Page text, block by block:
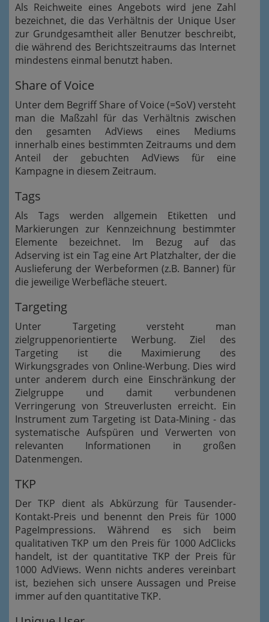
Als Reichweite eines Angebots wird jene Zahl
bezeichnet, die das Verhältnis der Unique User
zur Grundgesamtheit aller Benutzer beschreibt,
die während des Berichtszeitraums das Internet
mindestens einmal benutzt haben.
Share of Voice
Unter dem Begriff Share of Voice (=SoV) versteht
man die Maßzahl für das Verhältnis zwischen
den gesamten AdViews eines Mediums
innerhalb eines bestimmten Zeitraums und dem
Anteil der gebuchten AdViews für eine
Kampagne in diesem Zeitraum.
Tags
Als Tags werden allgemein Etiketten und
Markierungen zur Kennzeichnung bestimmter
Elemente bezeichnet. Im Bezug auf das
Adserving ist ein Tag eine Art Platzhalter, der die
Auslieferung der Werbeformen (z.B. Banner) für
die jeweilige Werbefläche steuert.
Targeting
Unter Targeting versteht man
zielgruppenorientierte Werbung. Ziel des
Targeting ist die Maximierung des
Wirkungsgrades von Online-Werbung. Dies wird
unter anderem durch eine Einschränkung der
Zielgruppe und damit verbundenen
Verringerung von Streuverlusten erreicht. Ein
Instrument zum Targeting ist Data-Mining - das
systematische Aufspüren und Verwerten von
relevanten Informationen in großen
Datenmengen.
TKP
Der TKP dient als Abkürzung für Tausender-
Kontakt-Preis und benennt den Preis für 1000
PageImpressions. Während es sich beim
qualitativen TKP um den Preis für 1000 AdClicks
handelt, ist der quantitative TKP der Preis für
1000 AdViews. Wenn nichts anderes vereinbart
ist, beziehen sich unsere Aussagen und Preise
immer auf den quantitative TKP.